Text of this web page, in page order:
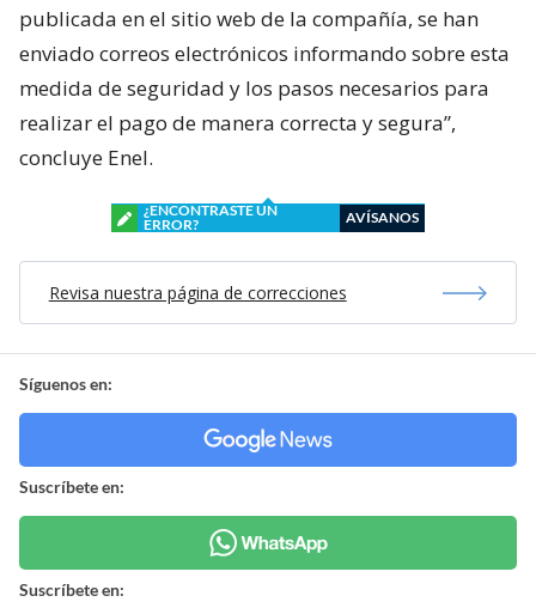
publicada en el sitio web de la compañía, se han
enviado correos electrónicos informando sobre esta
medida de seguridad y los pasos necesarios para
realizar el pago de manera correcta y segura”,
concluye Enel.
¿ENCONTRASTE UN
ERROR?
AVÍSANOS
Revisa nuestra página de correcciones
Síguenos en:
Suscríbete en:
Suscríbete en: